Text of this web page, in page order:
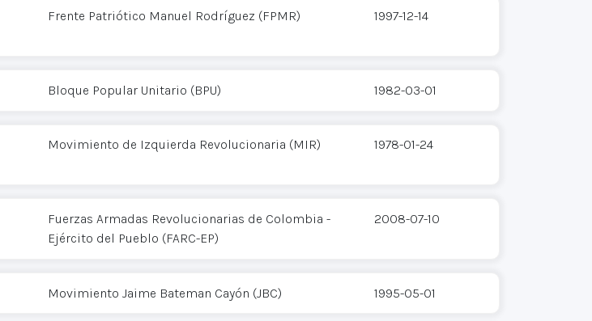
Frente Patriótico Manuel Rodríguez (FPMR) 1997-12-14
Bloque Popular Unitario (BPU) 1982-03-01
Movimiento de Izquierda Revolucionaria (MIR) 1978-01-24
Fuerzas Armadas Revolucionarias de Colombia -
Ejército del Pueblo (FARC-EP)
2008-07-10
Movimiento Jaime Bateman Cayón (JBC) 1995-05-01